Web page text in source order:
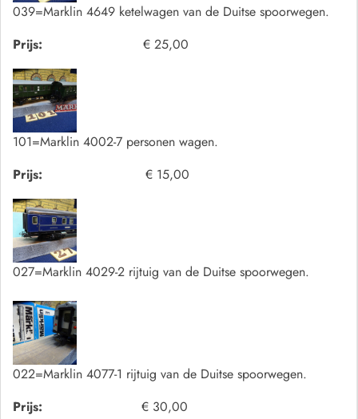
039=Marklin 4649 ketelwagen van de Duitse spoorwegen.
Prijs:
€ 25,00
101=Marklin 4002-7 personen wagen.
Prijs:
€ 15,00
027=Marklin 4029-2 rijtuig van de Duitse spoorwegen.
022=Marklin 4077-1 rijtuig van de Duitse spoorwegen.
Prijs:
€ 30,00